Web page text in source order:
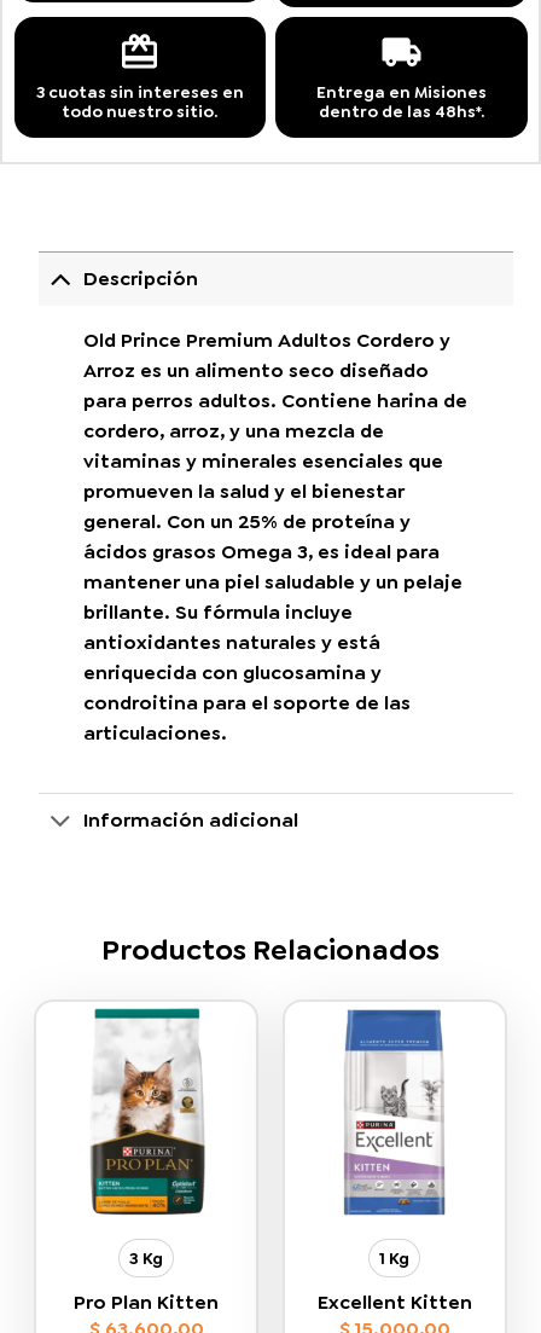
3 cuotas sin intereses en
todo nuestro sitio.
Entrega en Misiones
dentro de las 48hs*.
Descripción
Old Prince Premium Adultos Cordero y
Arroz es un alimento seco diseñado
para perros adultos. Contiene harina de
cordero, arroz, y una mezcla de
vitaminas y minerales esenciales que
promueven la salud y el bienestar
general. Con un 25% de proteína y
ácidos grasos Omega 3, es ideal para
mantener una piel saludable y un pelaje
brillante. Su fórmula incluye
antioxidantes naturales y está
enriquecida con glucosamina y
condroitina para el soporte de las
articulaciones.
Información adicional
Productos Relacionados
3 Kg
Pro Plan Kitten
1 Kg
Excellent Kitten